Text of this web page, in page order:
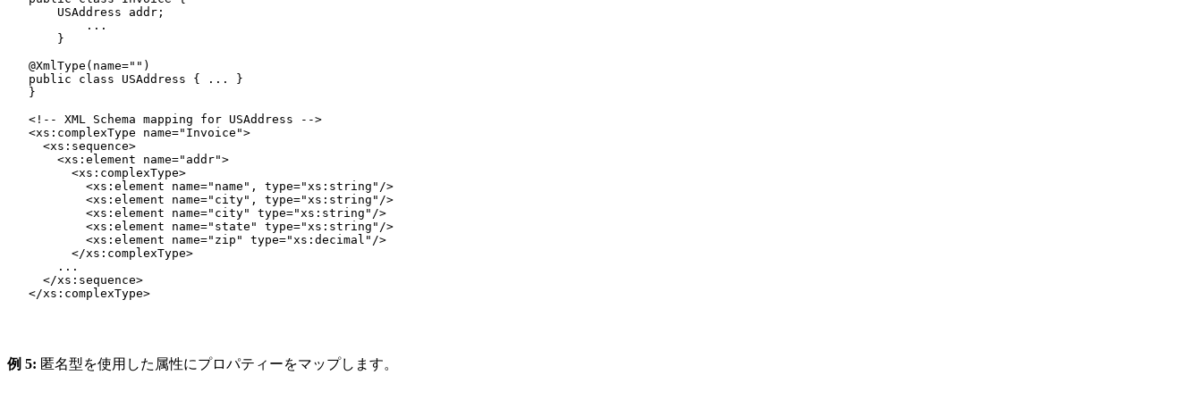
       USAddress addr;
           ...
       }
   @XmlType(name="")
   public class USAddress { ... }
   }
   <!-- XML Schema mapping for USAddress -->
   <xs:complexType name="Invoice">
     <xs:sequence>
       <xs:element name="addr">
         <xs:complexType>
           <xs:element name="name", type="xs:string"/>
           <xs:element name="city", type="xs:string"/>
           <xs:element name="city" type="xs:string"/>
           <xs:element name="state" type="xs:string"/>
           <xs:element name="zip" type="xs:decimal"/>
         </xs:complexType>
       ...
     </xs:sequence>
   </xs:complexType>
例 5: 匿名型を使用した属性にプロパティーをマップします。